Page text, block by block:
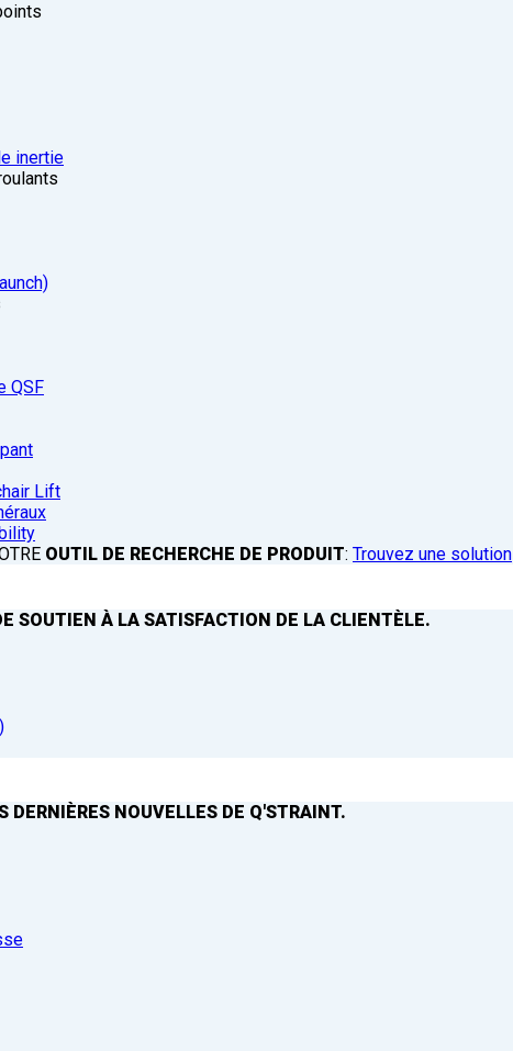
inertie
QSF
Lift
OUTIL DE RECHERCHE DE PRODUIT: Trouvez une solution
SOUTIEN À LA SATISFACTION DE LA CLIENTÈLE.
DERNIÈRES NOUVELLES DE Q'STRAINT.